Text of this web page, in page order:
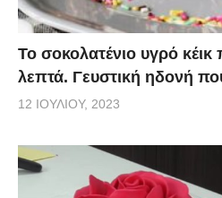
Το σοκολατένιο υγρό κέικ
λεπτά. Γευστική ηδονή
12 ΙΟΥΛΊΟΥ, 2023